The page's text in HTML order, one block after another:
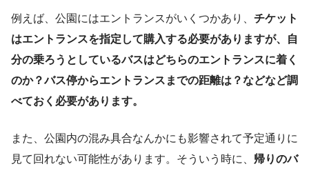
例えば、公園にはエントランスがいくつかあり、 チケット
はエントランスを指定して購入する必要がありますが、自
分の乗ろうとしているバスはどちらのエントランスに着く
のか？バス停からエントランスまでの距離は？などなど調
べておく必要があります。
また、公園内の混み具合なんかにも影響されて予定通りに
見て回れない可能性があります。そういう時に、 帰りのバ